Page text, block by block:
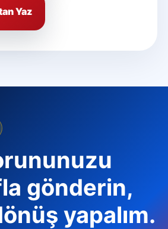
Yaz
gönderin,
yapalım.